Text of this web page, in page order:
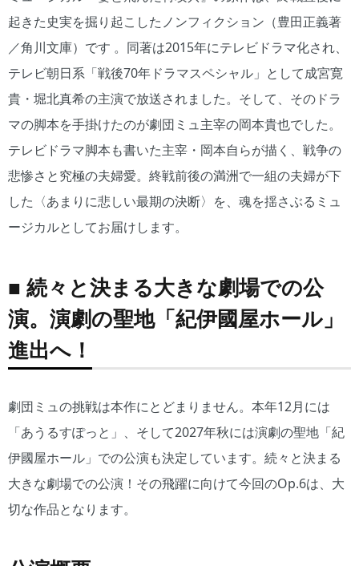
起きた史実を掘り起こしたノンフィクション（豊田正義著
／角川文庫）です 。同著は2015年にテレビドラマ化され、
テレビ朝日系「戦後70年ドラマスペシャル」として成宮寛
貴・堀北真希の主演で放送されました。そして、そのドラ
マの脚本を手掛けたのが劇団ミュ主宰の岡本貴也でした。
テレビドラマ脚本も書いた主宰・岡本自らが描く、戦争の
悲惨さと究極の夫婦愛。終戦前後の満洲で一組の夫婦が下
した〈あまりに悲しい最期の決断〉を、魂を揺さぶるミュ
ージカルとしてお届けします。
■ 続々と決まる大きな劇場での公
演。演劇の聖地「紀伊國屋ホール」
進出へ！
劇団ミュの挑戦は本作にとどまりません。本年12月には
「あうるすぽっと」、そして2027年秋には演劇の聖地「紀
伊國屋ホール」での公演も決定しています。続々と決まる
大きな劇場での公演！その飛躍に向けて今回のOp.6は、大
切な作品となります。